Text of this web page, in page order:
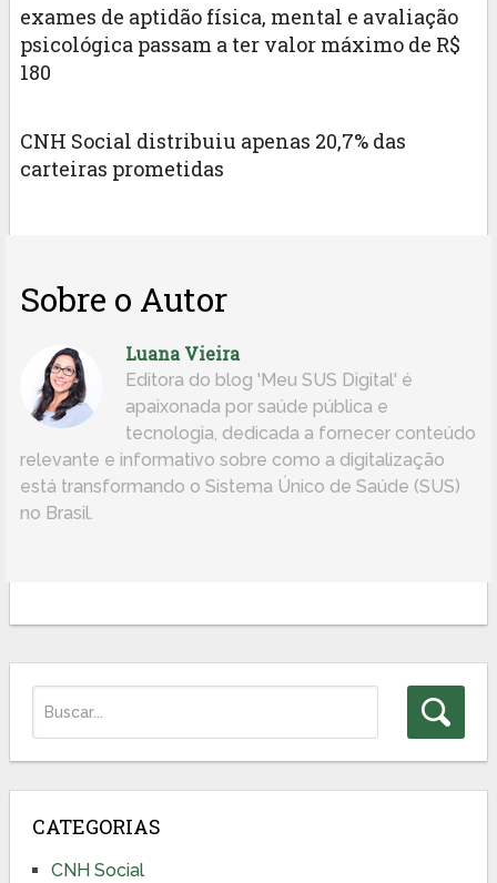
exames de aptidão física, mental e avaliação
psicológica passam a ter valor máximo de R$
180
CNH Social distribuiu apenas 20,7% das
carteiras prometidas
Sobre o Autor
Luana Vieira
Editora do blog 'Meu SUS Digital' é
apaixonada por saúde pública e
tecnologia, dedicada a fornecer conteúdo
relevante e informativo sobre como a digitalização
está transformando o Sistema Único de Saúde (SUS)
no Brasil.
CATEGORIAS
CNH Social